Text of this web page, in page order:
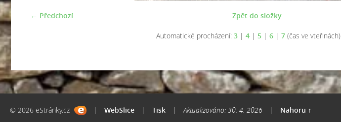
← Předchozí Zpět do složky
Automatické procházení: 3| 4| 5| 6| 7(čas ve vteřinách)
© 2026 eStránky.cz | WebSlice | Tisk | Aktualizováno: 30. 4. 2026 | Nahoru ↑